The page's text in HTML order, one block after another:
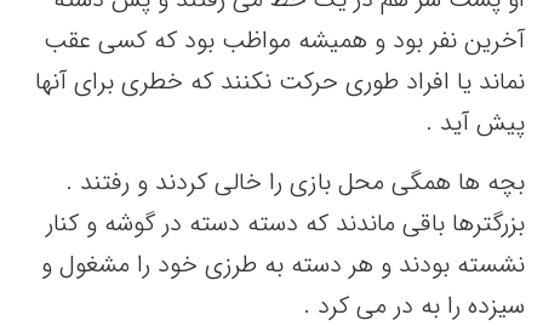
آخرین نفر بود و همیشه مواظب بود که کسی عقب
نماند یا افراد طوری حرکت نکنند که خطری برای آنها
پیش آید .
بچه ها همگی محل بازی را خالی کردند و رفتند .
بزرگترها باقی ماندند که دسته دسته در گوشه و کنار
نشسته بودند و هر دسته به طرزی خود را مشغول و
سیزده را به در می کرد .